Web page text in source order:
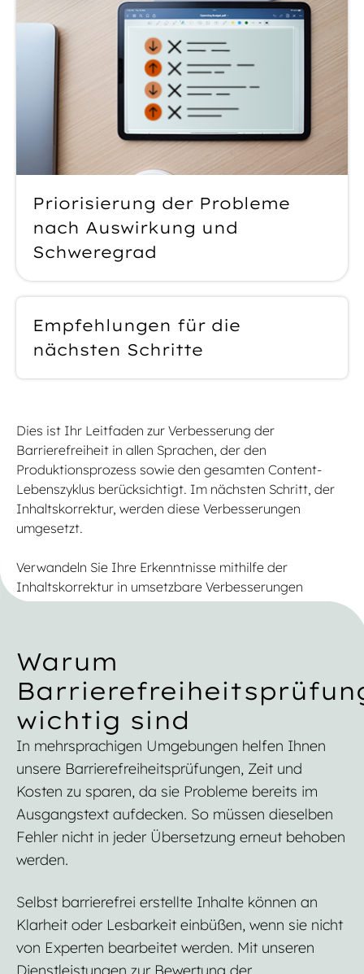
Priorisierung der Probleme
nach Auswirkung und
Schweregrad
Empfehlungen für die
nächsten Schritte
Dies ist Ihr Leitfaden zur Verbesserung der
Barrierefreiheit in allen Sprachen, der den
Produktionsprozess sowie den gesamten Content-
Lebenszyklus berücksichtigt. Im nächsten Schritt, der
Inhaltskorrektur, werden diese Verbesserungen
umgesetzt.
Verwandeln Sie Ihre Erkenntnisse mithilfe der
Inhaltskorrektur in umsetzbare Verbesserungen
Warum
wichtig sind
In mehrsprachigen Umgebungen helfen Ihnen
unsere Barrierefreiheitsprüfungen, Zeit und
Kosten zu sparen, da sie Probleme bereits im
Ausgangstext aufdecken. So müssen dieselben
Fehler nicht in jeder Übersetzung erneut behoben
werden.
Selbst barrierefrei erstellte Inhalte können an
Klarheit oder Lesbarkeit einbüßen, wenn sie nicht
von Experten bearbeitet werden. Mit unseren